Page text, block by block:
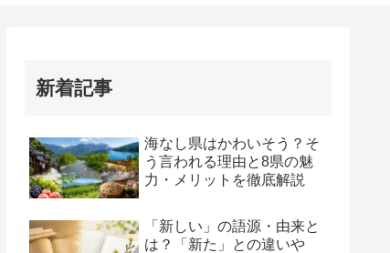
新着記事
海なし県はかわいそう？そ
う言われる理由と8県の魅
力・メリットを徹底解説
「新しい」の語源・由来と
は？「新た」との違いや